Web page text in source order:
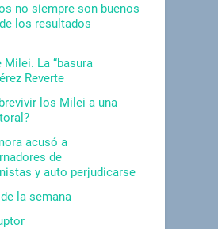
no siempre son buenos
los resultados
Milei. La “basura
Reverte
los Milei a una
acusó a
de
y auto perjudicarse
la semana